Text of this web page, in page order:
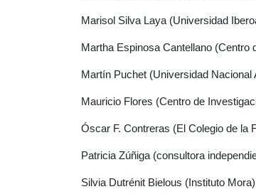
Marisol Silva Laya (Universidad
Martha Espinosa Cantellano
Martín Puchet (Universidad
Mauricio Flores (Centro de
Óscar F. Contreras (El Colegio de la
Patricia Zúñiga (consultora
Silvia Dutrénit Bielous (Instituto